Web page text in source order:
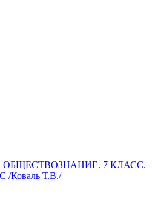
ОБЩЕСТВОЗНАНИЕ. 7 КЛАСС.
Коваль Т.В./